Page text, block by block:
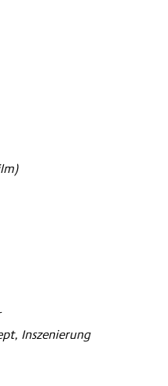
Inszenierung